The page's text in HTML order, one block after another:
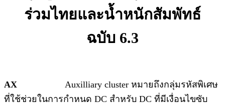
ร่วมไทยและน้ำหนักสัมพัทธ์
ฉบับ 6.3
AX Auxilliary cluster หมายถึงกลุ่มรหัสพิเศษ
ที่ใช้ช่วยในการกำหนด DC สำหรับ DC ที่มีเงื่อนไขซับ